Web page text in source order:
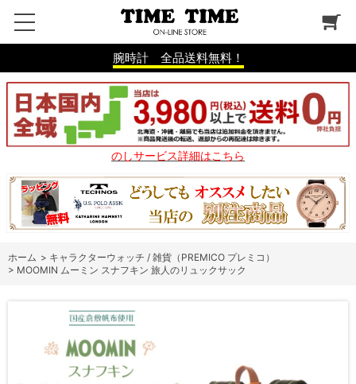
腕時計 全品送料無料！
のしサービス詳細はこちら
ホーム > キャラクターウォッチ / 雑貨（PREMICO プレミコ）
> MOOMIN ムーミン スナフキン 旅人のリュックサック